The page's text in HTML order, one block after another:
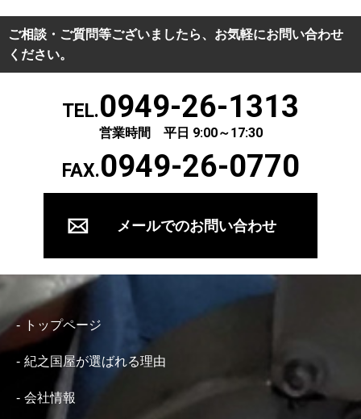
ご相談・ご質問等ございましたら、お気軽にお問い合わせ
ください。
TEL.0949-26-1313
営業時間 平日 9:00～17:30
FAX.0949-26-0770
メールでのお問い合わせ
トップページ
紀之国屋が選ばれる理由
会社情報